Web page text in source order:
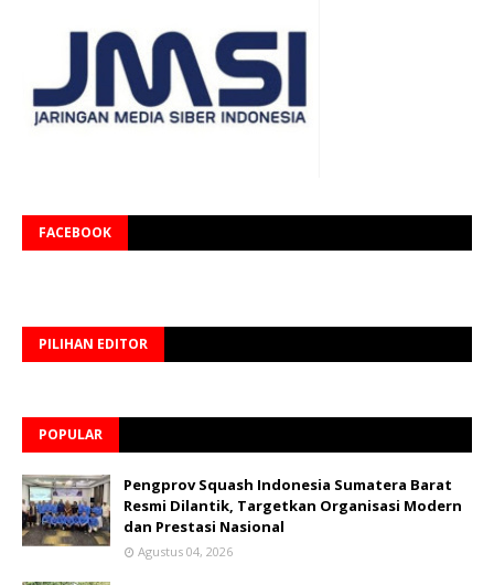
FACEBOOK
PILIHAN EDITOR
POPULAR
Pengprov Squash Indonesia Sumatera Barat
Resmi Dilantik, Targetkan Organisasi Modern
dan Prestasi Nasional
Agustus 04, 2026